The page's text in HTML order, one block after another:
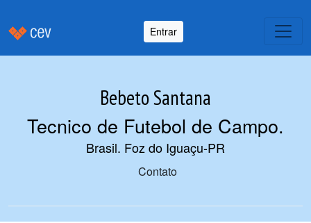
Entrar
Bebeto Santana
Tecnico de Futebol de Campo.
Brasil. Foz do Iguaçu-PR
Contato